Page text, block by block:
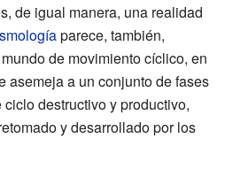
de igual manera, una realidad
parece, también,
de movimiento cíclico, en
asemeja a un conjunto de fases
destructivo y productivo,
y desarrollado por los